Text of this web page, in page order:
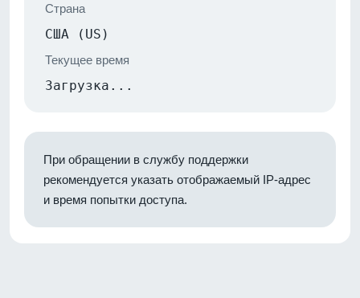
Страна
США (US)
Текущее время
Загрузка...
При обращении в службу поддержки
рекомендуется указать отображаемый IP-адрес
и время попытки доступа.